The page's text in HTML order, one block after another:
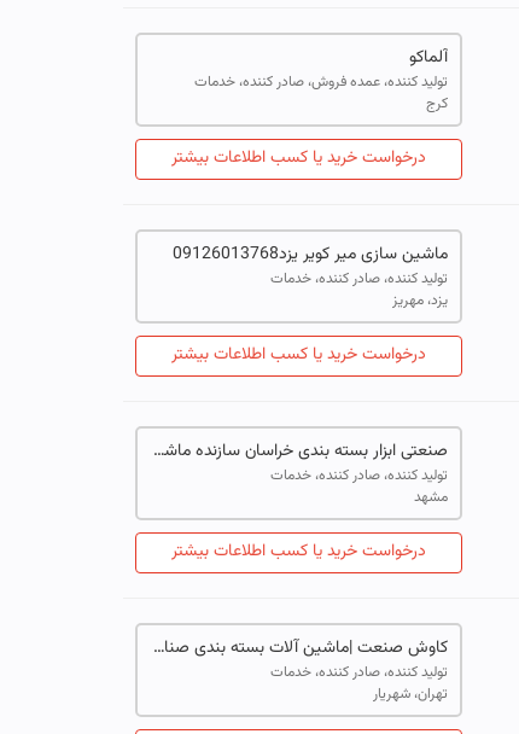
آلماکو
تولید کننده، عمده فروش، صادر کننده، خدمات
کرج
درخواست خرید یا کسب اطلاعات بیشتر
ماشین سازی میر کویر یزد09126013768
تولید کننده، صادر کننده، خدمات
یزد، مهریز
درخواست خرید یا کسب اطلاعات بیشتر
صنعتی ابزار بسته بندی خراسان سازنده ماشین آلات صنایع غذایی
تولید کننده، صادر کننده، خدمات
مشهد
درخواست خرید یا کسب اطلاعات بیشتر
کاوش صنعت |ماشین آلات بسته بندی صنایع غذایی|
تولید کننده، صادر کننده، خدمات
تهران، شهریار